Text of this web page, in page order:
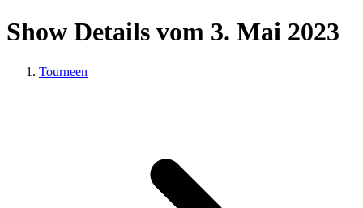
Show Details vom 3. Mai 2023
Tourneen